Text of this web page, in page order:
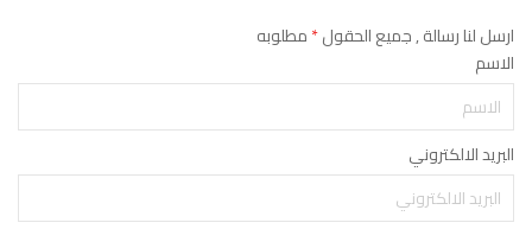
ارسل لنا رسالة , جميع الحقول*مطلوبه
الاسم
البريد الالكتروني